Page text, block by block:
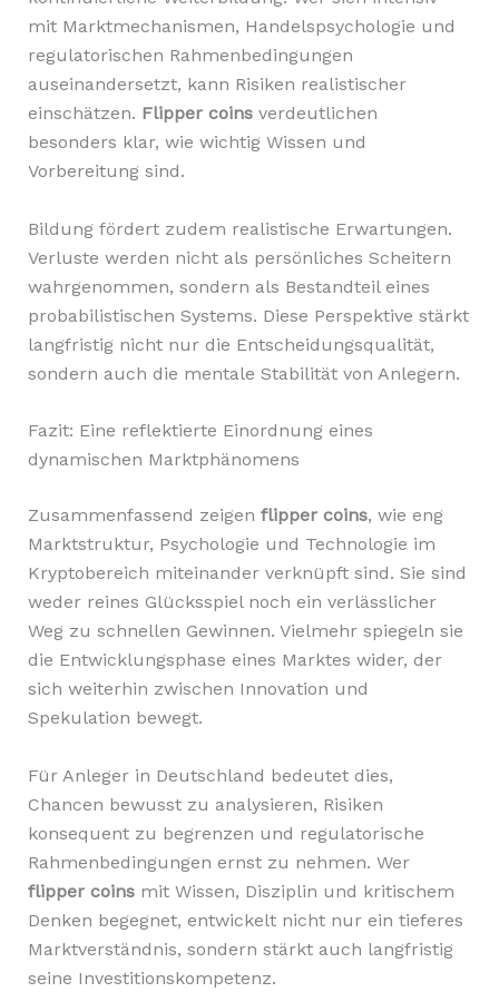
mit Marktmechanismen, Handelspsychologie und
regulatorischen Rahmenbedingungen
auseinandersetzt, kann Risiken realistischer
einschätzen. Flipper coinsverdeutlichen
besonders klar, wie wichtig Wissen und
Vorbereitung sind.
Bildung fördert zudem realistische Erwartungen.
Verluste werden nicht als persönliches Scheitern
wahrgenommen, sondern als Bestandteil eines
probabilistischen Systems. Diese Perspektive stärkt
langfristig nicht nur die Entscheidungsqualität,
sondern auch die mentale Stabilität von Anlegern.
Fazit: Eine reflektierte Einordnung eines
dynamischen Marktphänomens
Zusammenfassend zeigen flipper coins, wie eng
Marktstruktur, Psychologie und Technologie im
Kryptobereich miteinander verknüpft sind. Sie sind
weder reines Glücksspiel noch ein verlässlicher
Weg zu schnellen Gewinnen. Vielmehr spiegeln sie
die Entwicklungsphase eines Marktes wider, der
sich weiterhin zwischen Innovation und
Spekulation bewegt.
Für Anleger in Deutschland bedeutet dies,
Chancen bewusst zu analysieren, Risiken
konsequent zu begrenzen und regulatorische
Rahmenbedingungen ernst zu nehmen. Wer
flipper coinsmit Wissen, Disziplin und kritischem
Denken begegnet, entwickelt nicht nur ein tieferes
Marktverständnis, sondern stärkt auch langfristig
seine Investitionskompetenz.